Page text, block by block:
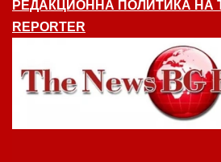
РЕДАКЦИОННА ПОЛИТИКА НА
REPORTER